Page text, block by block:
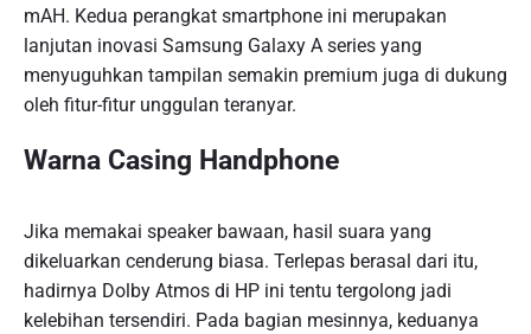
mAH. Kedua perangkat smartphone ini merupakan
lanjutan inovasi Samsung Galaxy A series yang
menyuguhkan tampilan semakin premium juga di dukung
oleh fitur-fitur unggulan teranyar.
Warna Casing Handphone
Jika memakai speaker bawaan, hasil suara yang
dikeluarkan cenderung biasa. Terlepas berasal dari itu,
hadirnya Dolby Atmos di HP ini tentu tergolong jadi
kelebihan tersendiri. Pada bagian mesinnya, keduanya